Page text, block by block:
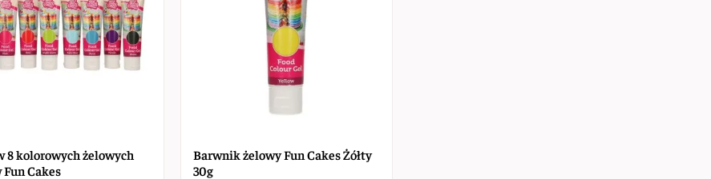
8 kolorowych żelowych
Cakes
Barwnik żelowy Fun Cakes Żółty
30g